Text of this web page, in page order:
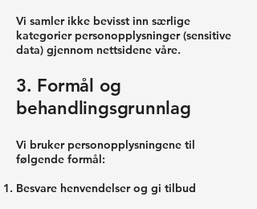
Vi samler ikke bevisst inn særlige
kategorier personopplysninger (sensitive
data) gjennom nettsidene våre.
3. Formål og
behandlingsgrunnlag
Vi bruker personopplysningene til
følgende formål:
Besvare henvendelser og gi tilbud